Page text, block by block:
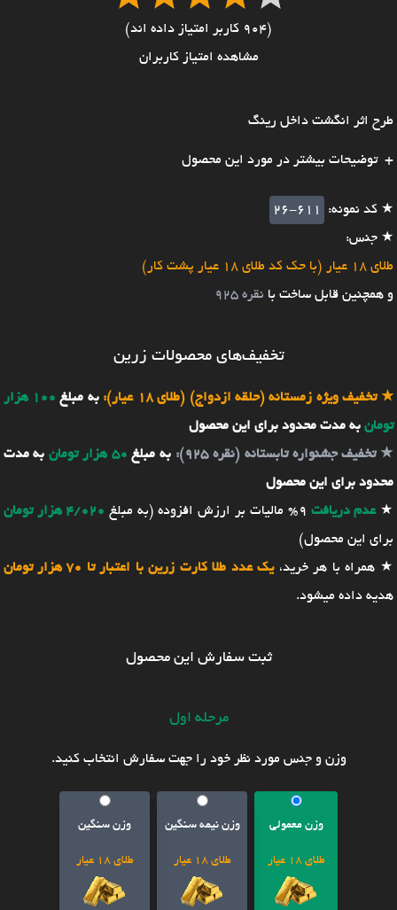
(904 کاربر امتیاز داده اند)
مشاهده امتیاز کاربران
طرح اثر انگشت داخل رینگ
توضیحات بیشتر در مورد این محصول
★ کد نمونه:
26-611
★ جنس:
طلای 18 عیار (با حک کد طلای 18 عیار پشت کار)
و همچنین قابل ساخت با نقره 925
تخفیف‌های محصولات زرین
★تخفیف ویژه زمستانه (حلقه ازدواج) (طلای 18 عیار): به مبلغ
100 هزار
تومان به مدت محدود برای این محصول
★تخفیف جشنواره تابستانه (نقره 925): به مبلغ 50 هزار تومان
به مدت
محدود برای این محصول
★عدم دریافت 9% مالیات بر ارزش افزوده (به مبلغ
4/020 هزار تومان
برای این محصول)
★ همراه با هر خرید،یک عدد طلا کارت زرین با اعتبار تا 70 هزار تومان
هدیه داده میشود.
ثبت سفارش این محصول
مرحله اول
وزن و جنس مورد نظر خود را جهت سفارش انتخاب کنید.
وزن معمولی
طلای 18 عیار
وزن نیمه سنگین
طلای 18 عیار
وزن سنگین
طلای 18 عیار